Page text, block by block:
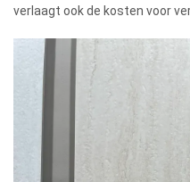
verlaagt ook de kosten voor